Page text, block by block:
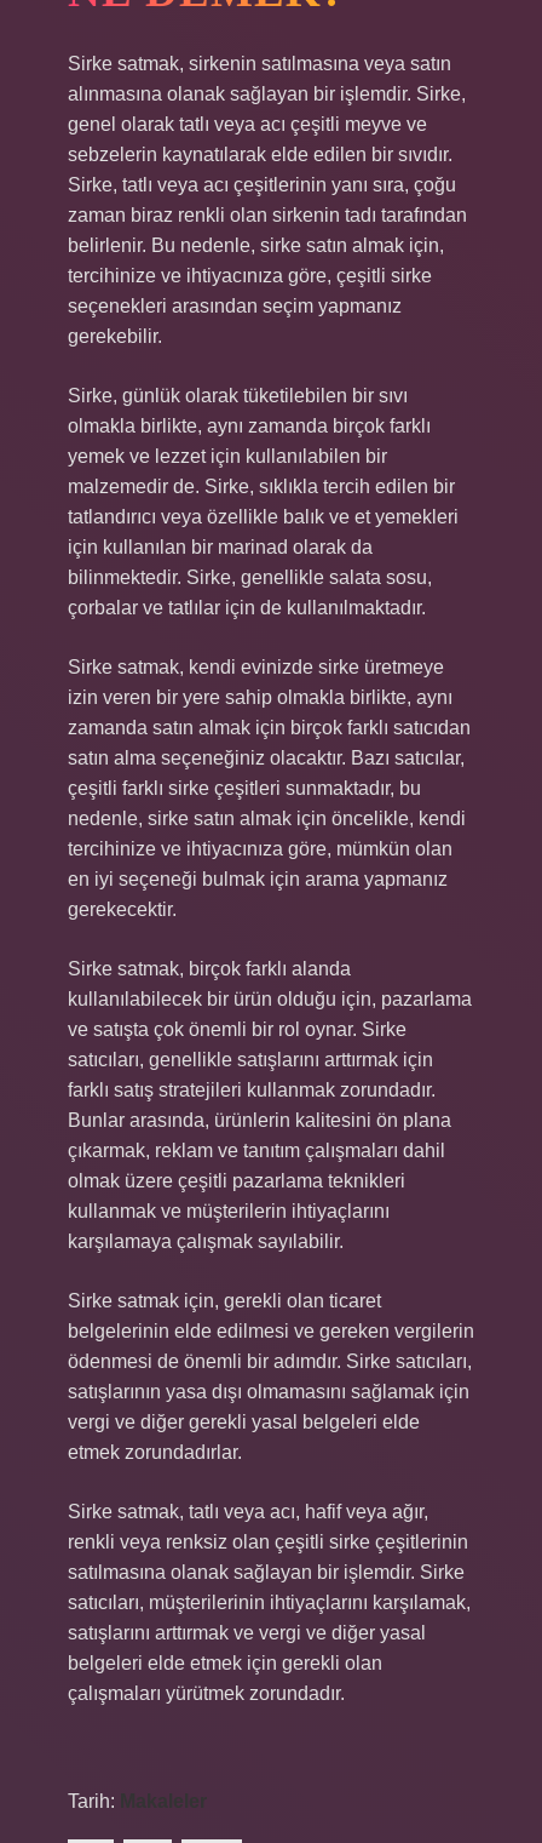
Sirke satmak, sirkenin satılmasına veya satın
alınmasına olanak sağlayan bir işlemdir. Sirke,
genel olarak tatlı veya acı çeşitli meyve ve
sebzelerin kaynatılarak elde edilen bir sıvıdır.
Sirke, tatlı veya acı çeşitlerinin yanı sıra, çoğu
zaman biraz renkli olan sirkenin tadı tarafından
belirlenir. Bu nedenle, sirke satın almak için,
tercihinize ve ihtiyacınıza göre, çeşitli sirke
seçenekleri arasından seçim yapmanız
gerekebilir.
Sirke, günlük olarak tüketilebilen bir sıvı
olmakla birlikte, aynı zamanda birçok farklı
yemek ve lezzet için kullanılabilen bir
malzemedir de. Sirke, sıklıkla tercih edilen bir
tatlandırıcı veya özellikle balık ve et yemekleri
için kullanılan bir marinad olarak da
bilinmektedir. Sirke, genellikle salata sosu,
çorbalar ve tatlılar için de kullanılmaktadır.
Sirke satmak, kendi evinizde sirke üretmeye
izin veren bir yere sahip olmakla birlikte, aynı
zamanda satın almak için birçok farklı satıcıdan
satın alma seçeneğiniz olacaktır. Bazı satıcılar,
çeşitli farklı sirke çeşitleri sunmaktadır, bu
nedenle, sirke satın almak için öncelikle, kendi
tercihinize ve ihtiyacınıza göre, mümkün olan
en iyi seçeneği bulmak için arama yapmanız
gerekecektir.
Sirke satmak, birçok farklı alanda
kullanılabilecek bir ürün olduğu için, pazarlama
ve satışta çok önemli bir rol oynar. Sirke
satıcıları, genellikle satışlarını arttırmak için
farklı satış stratejileri kullanmak zorundadır.
Bunlar arasında, ürünlerin kalitesini ön plana
çıkarmak, reklam ve tanıtım çalışmaları dahil
olmak üzere çeşitli pazarlama teknikleri
kullanmak ve müşterilerin ihtiyaçlarını
karşılamaya çalışmak sayılabilir.
Sirke satmak için, gerekli olan ticaret
belgelerinin elde edilmesi ve gereken vergilerin
ödenmesi de önemli bir adımdır. Sirke satıcıları,
satışlarının yasa dışı olmamasını sağlamak için
vergi ve diğer gerekli yasal belgeleri elde
etmek zorundadırlar.
Sirke satmak, tatlı veya acı, hafif veya ağır,
renkli veya renksiz olan çeşitli sirke çeşitlerinin
satılmasına olanak sağlayan bir işlemdir. Sirke
satıcıları, müşterilerinin ihtiyaçlarını karşılamak,
satışlarını arttırmak ve vergi ve diğer yasal
belgeleri elde etmek için gerekli olan
çalışmaları yürütmek zorundadır.
Tarih: Makaleler